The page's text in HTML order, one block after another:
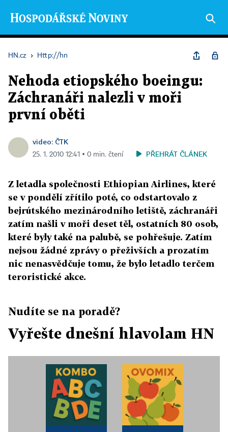
HN.cz › Http://hn
Nehoda etiopského boeingu:
Záchranáři nalezli v moři
první oběti
video: ČTK
25. 1. 2010 12:41 ▪ 0 min. čtení PŘEHRÁT ČLÁNEK
Z letadla společnosti Ethiopian Airlines, které
se v pondělí zřítilo poté, co odstartovalo z
bejrútského mezinárodního letiště, záchranáři
zatím našli v moři deset těl, ostatních 80 osob,
které byly také na palubě, se pohřešuje. Zatím
nejsou žádné zprávy o přeživších a prozatím
nic nenasvědčuje tomu, že bylo letadlo terčem
teroristické akce.
Nudíte se na poradě?
Vyřešte dnešní hlavolam HN